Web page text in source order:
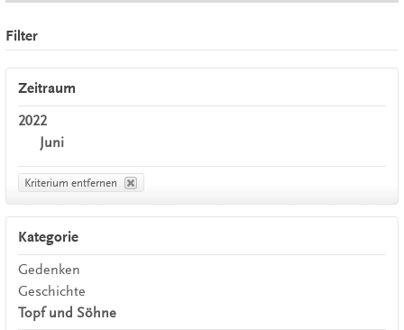
Filter
Zeitraum
2022
Juni
Kriterium entfernen
Kategorie
Gedenken
Geschichte
Topf und Söhne